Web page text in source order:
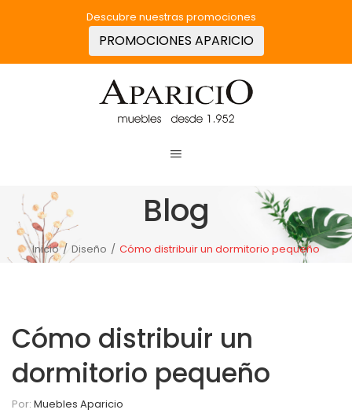
Descubre nuestras promociones
PROMOCIONES APARICIO
Blog
Inicio / Diseño / Cómo distribuir un dormitorio pequeño
Cómo distribuir un
dormitorio pequeño
Por: Muebles Aparicio